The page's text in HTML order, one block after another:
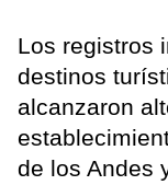
Los registros
destinos
alcanzaron
de los Andes